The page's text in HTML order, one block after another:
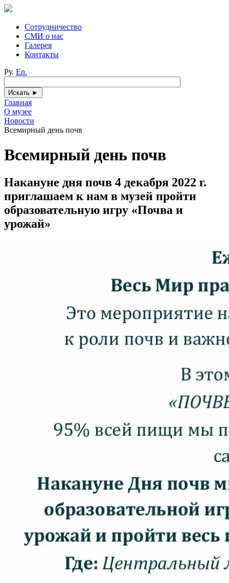
Сотрудничество
СМИ о нас
Галерея
Контакты
Ру. En.
Главная
О музее
Новости
Всемирный день почв
Всемирный день почв
Накануне дня почв 4 декабря 2022 г.
приглашаем к нам в музей пройти
образовательную игру «Почва и
урожай»